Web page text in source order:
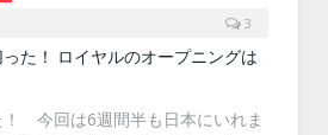
3
た！ ロイヤルのオープニングは
！ 今回は6週間半も日本にいれま